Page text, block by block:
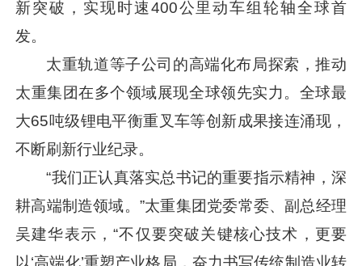
新突破，实现时速400公里动车组轮轴全球首
发。
太重轨道等子公司的高端化布局探索，推动
太重集团在多个领域展现全球领先实力。全球最
大65吨级锂电平衡重叉车等创新成果接连涌现，
不断刷新行业纪录。
“我们正认真落实总书记的重要指示精神，深
耕高端制造领域。”太重集团党委常委、副总经理
吴建华表示，“不仅要突破关键核心技术，更要
以‘高端化’重塑产业格局，奋力书写传统制造业转